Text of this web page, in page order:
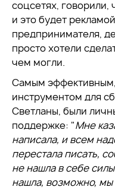
соцсетях, говорили,
и это будет
предпринимателя,
просто хотели
чем могли.
Самым
инструментом для
Светланы, были
поддержке: "Мне
написала, и всем
перестала писать,
не нашла в себе
нашла, возможно,